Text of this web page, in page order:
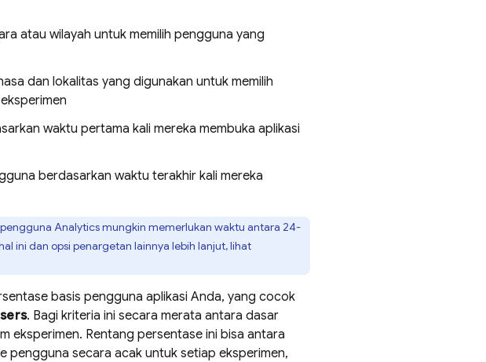
atau wilayah untuk memilih pengguna yang
dan lokalitas yang digunakan untuk memilih
waktu pertama kali mereka membuka aplikasi
berdasarkan waktu terakhir kali mereka
Analyticsmungkin memerlukan waktu antara 24-
ini dan opsi penargetan lainnya lebih lanjut, lihat
basis pengguna aplikasi Anda, yang cocok
. Bagi kriteria ini secara merata antara dasar
eksperimen. Rentang persentase ini bisa antara
pengguna secara acak untuk setiap eksperimen,